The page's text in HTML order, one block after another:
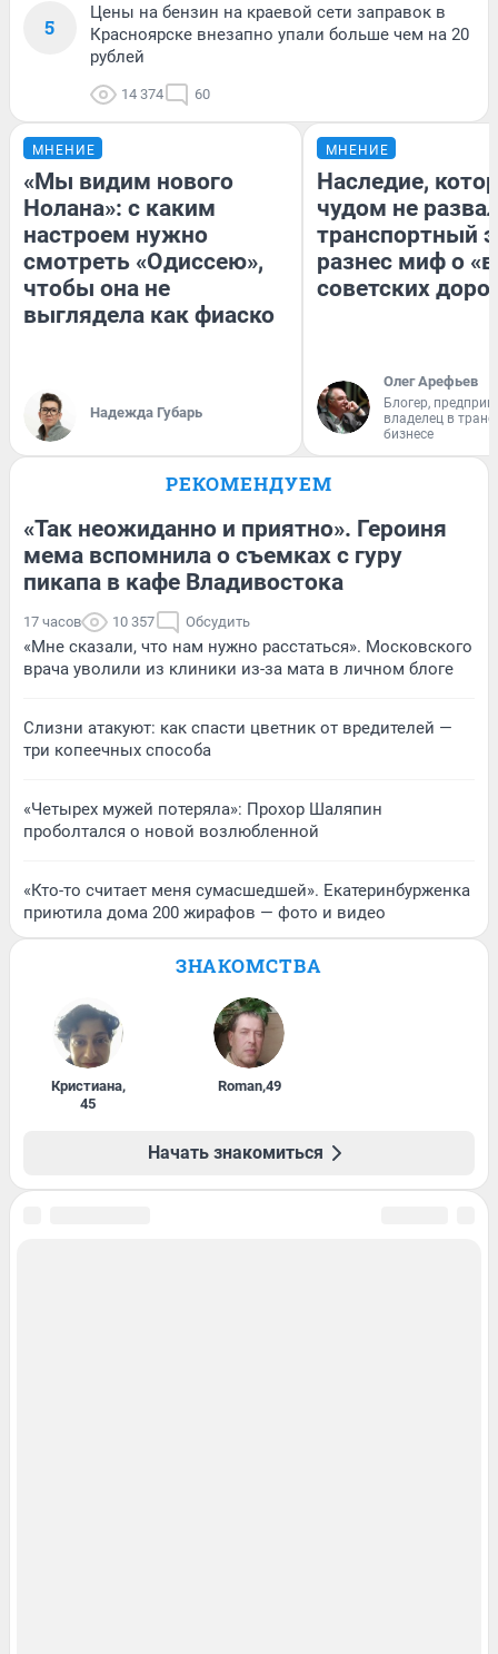
5
Цены на бензин на краевой сети заправок в
Красноярске внезапно упали больше чем на 20
рублей
14 374 60
МНЕНИЕ
«Мы видим нового
Нолана»: с каким
настроем нужно
смотреть «Одиссею»,
чтобы она не
выглядела как фиаско
Надежда Губарь
МНЕНИЕ
Наследие,
чудом не
транспортный
разнес миф о
советских
Олег Арефьев
Блогер,
владелец в
бизнесе
РЕКОМЕНДУЕМ
«Так неожиданно и приятно». Героиня
мема вспомнила о съемках с гуру
пикапа в кафе Владивостока
17 часов 10 357 Обсудить
«Мне сказали, что нам нужно расстаться». Московского
врача уволили из клиники из-за мата в личном блоге
Слизни атакуют: как спасти цветник от вредителей —
три копеечных способа
«Четырех мужей потеряла»: Прохор Шаляпин
проболтался о новой возлюбленной
«Кто-то считает меня сумасшедшей». Екатеринбурженка
приютила дома 200 жирафов — фото и видео
ЗНАКОМСТВА
Кристиана,
45
Roman,49
Начать знакомиться